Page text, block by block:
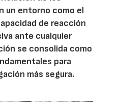
un entorno como el
de reacción
ante cualquier
se consolida como
para
más segura.